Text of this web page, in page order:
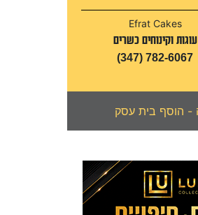
Efrat Cakes
עוגות וקינוחים כשרים
(347) 782-6067